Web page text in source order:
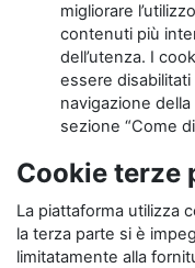
migliorare
contenuti più
dell’utenza. I
essere
navigazione
sezione “Come
Cookie terze
La piattaforma utilizza
la terza parte si è
limitatamente alla